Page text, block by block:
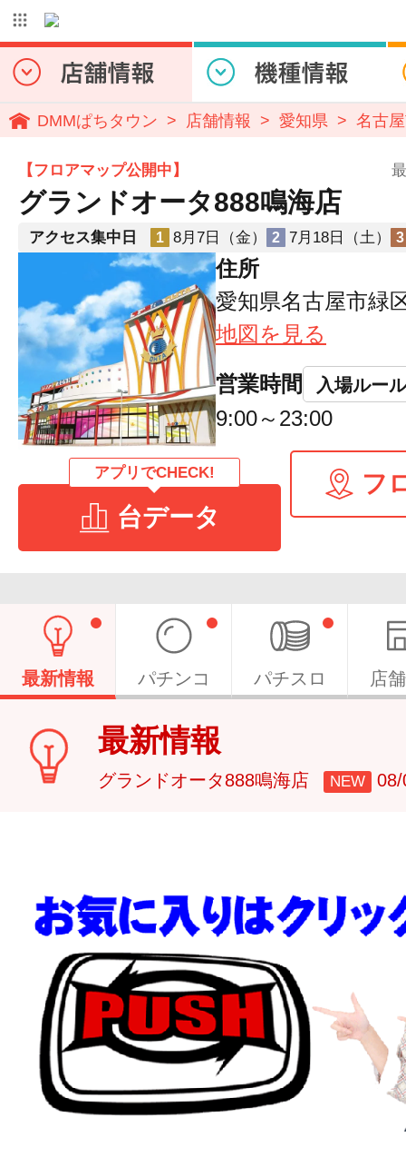
DMMぱちタウン 店舗情報 愛知県 名古
【フロアマップ公開中】
グランドオータ888鳴海店
アクセス集中日 1 8月7日（金） 2 7月18日（土） 3
住所
愛知県名古屋市緑
地図を見る
営業時間 入場ルール
9:00～23:00
アプリでCHECK!
台データ
フ
最新情報 パチンコ パチスロ 店
最新情報
グランドオータ888鳴海店 NEW 08/